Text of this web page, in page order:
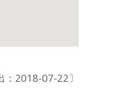
：2018-07-22〕